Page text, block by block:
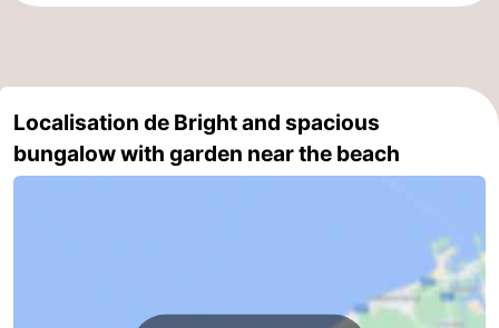
Het
Zwin
Knokke-
Heist
-
Zeebrugge
-
Blankenberge
-
Localisation de Bright and spacious
bungalow with garden near the beach